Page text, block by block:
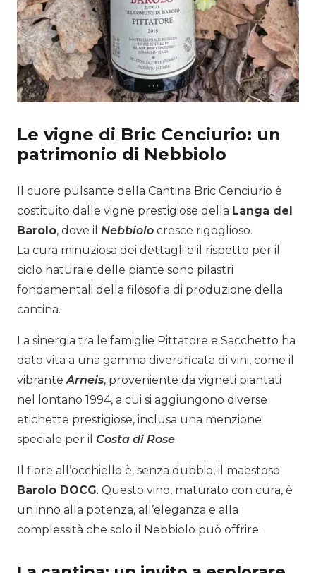
Le vigne di Bric Cenciurio: un
patrimonio di Nebbiolo
Il cuore pulsante della Cantina Bric Cenciurio è
costituito dalle vigne prestigiose della Langa del
Barolo, dove il Nebbiolo cresce rigoglioso.
La cura minuziosa dei dettagli e il rispetto per il
ciclo naturale delle piante sono pilastri
fondamentali della filosofia di produzione della
cantina.
La sinergia tra le famiglie Pittatore e Sacchetto ha
dato vita a una gamma diversificata di vini, come il
vibranteArneis, proveniente da vigneti piantati
nel lontano 1994, a cui si aggiungono diverse
etichette prestigiose, inclusa una menzione
speciale per il Costa di Rose.
Il fiore all’occhiello è, senza dubbio, il maestoso
Barolo DOCG. Questo vino, maturato con cura, è
un inno alla potenza, all’eleganza e alla
complessità che solo il Nebbiolo può offrire.